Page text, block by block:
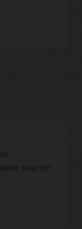
sind mit